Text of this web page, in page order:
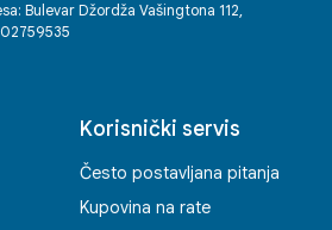
Bulevar Džordža Vašingtona 112,
Korisnički servis
Često postavljana pitanja
Kupovina na rate